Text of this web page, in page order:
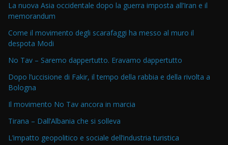
La nuova Asia occidentale dopo la guerra imposta all’Iran e il
memorandum
Come il movimento degli scarafaggi ha messo al muro il
despota Modi
No Tav – Saremo dappertutto. Eravamo dappertutto
Dopo l’uccisione di Fakir, il tempo della rabbia e della rivolta a
Bologna
Il movimento No Tav ancora in marcia
Tirana – Dall’Albania che si solleva
L’impatto geopolitico e sociale dell’industria turistica